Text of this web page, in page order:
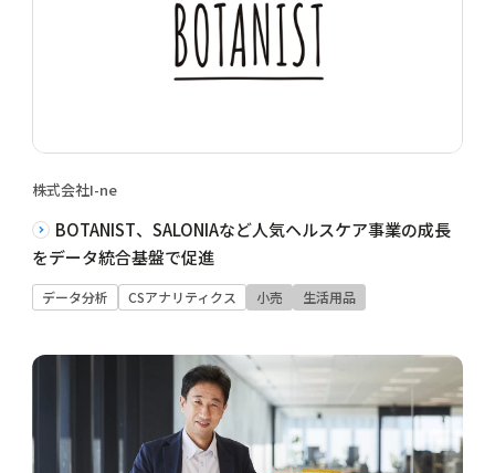
株式会社I-ne
BOTANIST、SALONIAなど人気ヘルスケア事業の成長
をデータ統合基盤で促進
データ分析 CSアナリティクス 小売 生活用品